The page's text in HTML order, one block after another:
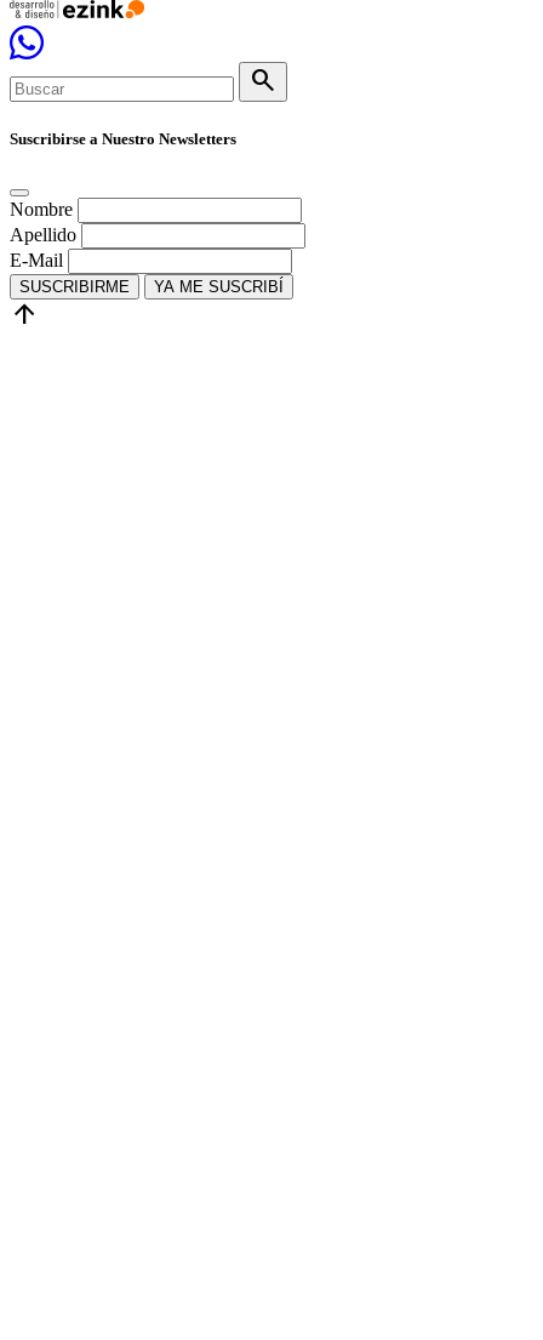
search
Suscribirse a Nuestro Newsletters
Nombre
Apellido
E-Mail
SUSCRIBIRME YA ME SUSCRIBÍ
arrow_upward